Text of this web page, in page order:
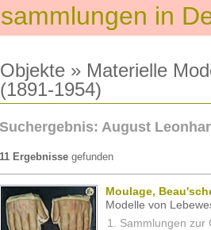
in
Objekte » Materielle
(1891-1954)
Suchergebnis: August
11 Ergebnisse gefunden
Moulage,
Modelle von
Sammlungen zur